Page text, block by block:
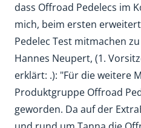
dass Offroad Pedelecs im
mich, beim ersten
Pedelec Test mitmachen
Hannes Neupert, (1.
erklärt: .): "Für die weitere
Produktgruppe Offroad
geworden. Da auf der